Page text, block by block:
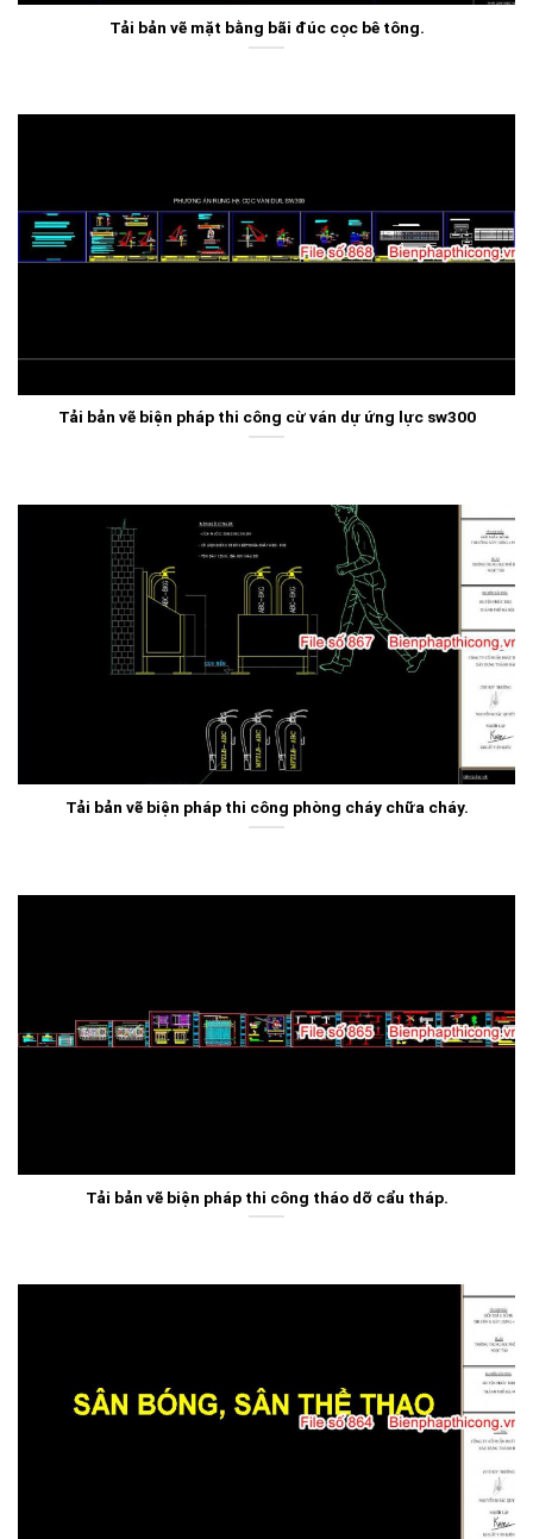
Tải bản vẽ mặt bằng bãi đúc cọc bê tông.
Tải bản vẽ biện pháp thi công cừ ván dự ứng lực sw300
Tải bản vẽ biện pháp thi công phòng cháy chữa cháy.
Tải bản vẽ biện pháp thi công tháo dỡ cẩu tháp.